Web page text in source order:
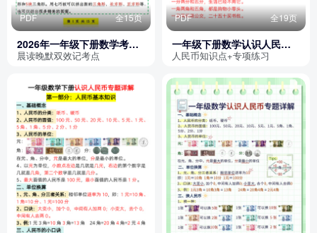
PDF 全15页
2026年一年级下册数学考点
晨读晚默课课贴
晨读晚默双效记考点
PDF 全19页
一年级下册数学认识人民币
专题详解
人民币知识点+专项练习